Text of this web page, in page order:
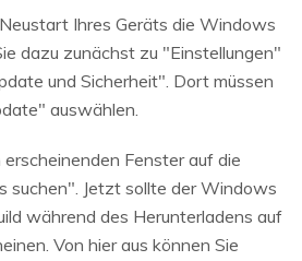
Ihres Geräts die Windows
dazu zunächst zu "Einstellungen"
und Sicherheit". Dort müssen
auswählen.
erscheinenden Fenster auf die
suchen". Jetzt sollte der Windows
während des Herunterladens auf
Von hier aus können Sie